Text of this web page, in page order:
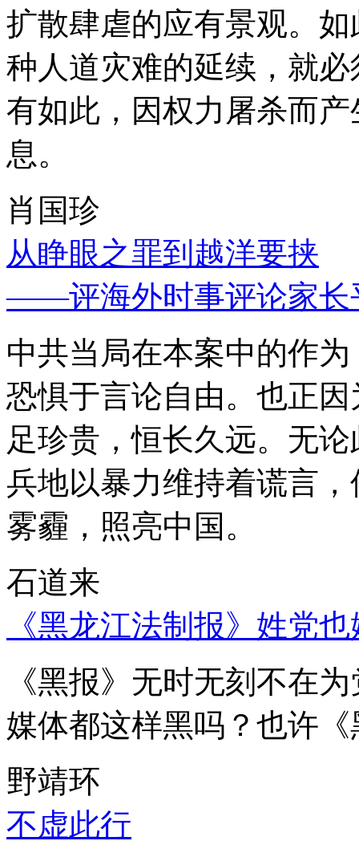
扩散肆虐的应有景观。
种人道灾难的延续，就
有如此，因权力屠杀而
息。
肖国珍
从睁眼之罪到越洋要挟
——评海外时事评论家长
中共当局在本案中的作
恐惧于言论自由。也正
足珍贵，恒长久远。无
兵地以暴力维持着谎言
雾霾，照亮中国。
石道来
《黑龙江法制报》姓党
《黑报》无时无刻不在
媒体都这样黑吗？也许
野靖环
不虚此行